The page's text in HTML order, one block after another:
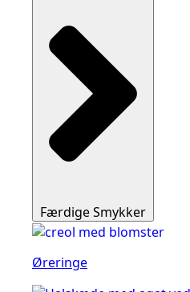
Færdige Smykker
Øreringe